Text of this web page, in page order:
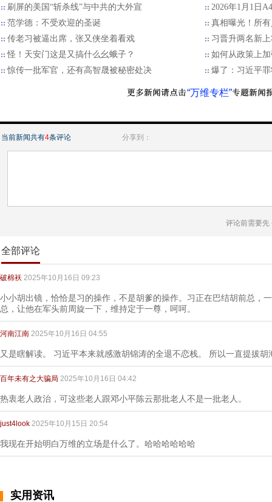
刷屏的美国“斩杀线”与中共的大外宣
2026年1月1日
范学德：不受欢迎的圣诞
真相曝光！所
传老习被逼出席，张又侠坐着看戏
习晋升两名新
怪！天安门这是又搞什么幺蛾子？
如何从政策上
惊传一批军官，还有高智晟被秘密处决
爆了：习近平
“万维专栏”
当前新闻共有4条评论 分享到：
评论前需要先
全部评论
破棉袄 2025年10月16日 09:23
小小胡出镜，恰恰是习的操作，不是胡爹的操作。习正在巴结胡前总，
总，让他在军头前周旋一下，维持定于一尊，呵呵。
河南江南 2025年10月16日 04:55
又是瞎解读。 习近平本来就感激胡锦涛的全退不恋栈。 所以一直提拔胡
百年未有之大骗局 2025年10月16日 04:42
热衷老人政治，可这些老人跟邓小平陈云那批老人不是一批老人。
just4look 2025年10月15日 20:54
我现在开始明白万维的立场是什么了。哈哈哈哈哈哈
实用资讯